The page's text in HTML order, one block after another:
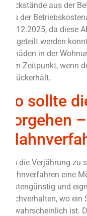
Rückstände aus der
aus der
31.12.2025, da diese
mitgeteilt werden
Schäden in der
dem Zeitpunkt, wenn
zurückerhält.
So sollte
vorgehen
Um die Verjährung
Mahnverfahren eine
kostengünstig und
Sachverhalten, wo
unwahrscheinlich ist.